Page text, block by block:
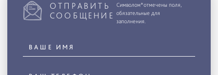
ОТПРАВИТЬ
СООБЩЕНИЕ
Символом*отмечены поля,
обязательные для
заполнения.